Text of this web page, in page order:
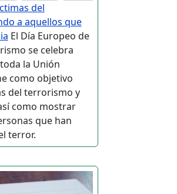
del
a aquellos que
El Día Europeo de
se celebra
la Unión
como objetivo
del terrorismo y
como mostrar
que han
terror.